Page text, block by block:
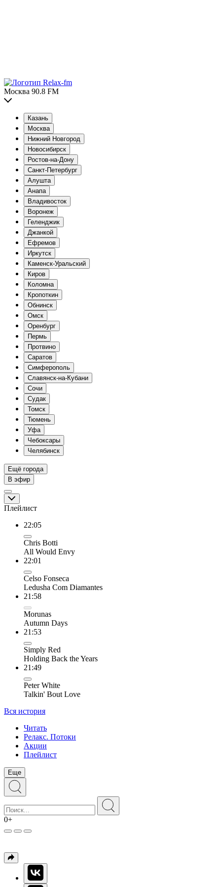
Москва 90.8 FM
Казань
Москва
Нижний Новгород
Новосибирск
Ростов-на-Дону
Санкт-Петербург
Алушта
Анапа
Владивосток
Воронеж
Геленджик
Джанкой
Ефремов
Иркутск
Каменск-Уральский
Киров
Коломна
Кропоткин
Обнинск
Омск
Оренбург
Пермь
Протвино
Саратов
Симферополь
Славянск-на-Кубани
Сочи
Судак
Томск
Тюмень
Уфа
Чебоксары
Челябинск
Ещё города
В эфир
Плейлист
22:05
Chris Botti
All Would Envy
22:01
Celso Fonseca
Ledusha Com Diamantes
21:58
Morunas
Autumn Days
21:53
Simply Red
Holding Back the Years
21:49
Peter White
Talkin' Bout Love
Вся история
Читать
Релакс. Потоки
Акции
Плейлист
Еще
0+